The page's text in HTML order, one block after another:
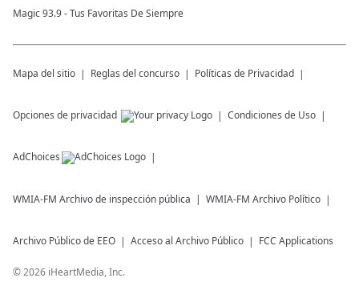
Magic 93.9 - Tus Favoritas De Siempre
Mapa del sitio Reglas del concurso Políticas de Privacidad
Opciones de privacidad Condiciones de Uso
AdChoices
WMIA-FM Archivo de inspección pública WMIA-FM Archivo Político
Archivo Público de EEO Acceso al Archivo Público FCC Applications
©2026 iHeartMedia, Inc.